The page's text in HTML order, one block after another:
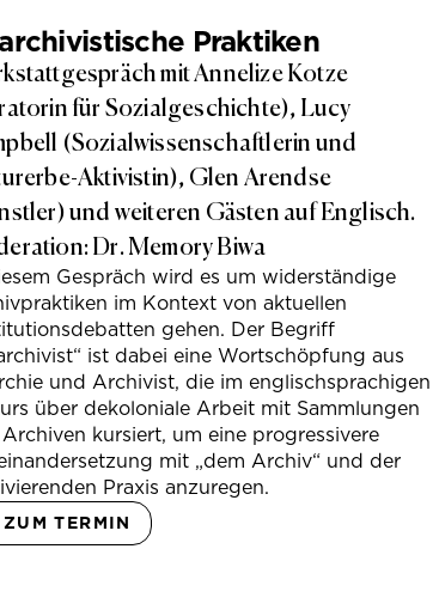
Praktiken
mit Annelize Kotze
für Sozialgeschichte), Lucy
(Sozialwissenschaftlerin und
Aktivistin), Glen Arendse
und weiteren Gästen auf Englisch.
Dr. Memory Biwa
Gespräch wird es um widerständige
im Kontext von aktuellen
gehen. Der Begriff
ist dabei eine Wortschöpfung aus
und Archivist, die im englischsprachigen
über dekoloniale Arbeit mit Sammlungen
kursiert, um eine progressivere
mit „dem Archiv“ und der
Praxis anzuregen.
ZUM TERMIN